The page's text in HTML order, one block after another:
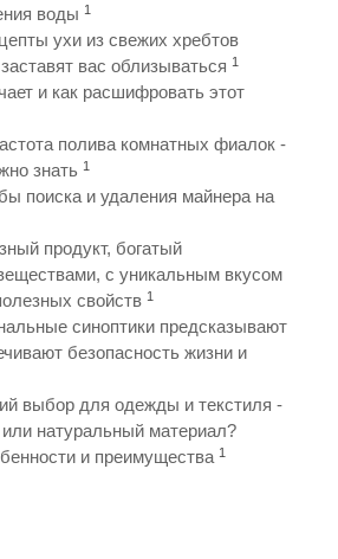
воды 1
ухи из свежих хребтов
вас облизываться 1
и как расшифровать этот
полива комнатных фиалок -
знать 1
поиска и удаления майнера на
продукт, богатый
с уникальным вкусом
свойств 1
синоптики предсказывают
безопасность жизни и
выбор для одежды и текстиля -
натуральный материал?
и преимущества 1